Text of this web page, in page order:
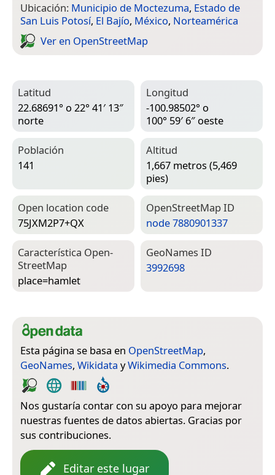
Ubicación: Municipio de Moctezuma, Estado de
San Luis Potosí, El Bajío, México, Norteamérica
Ver en Open­Street­Map
Latitud
22.68691° o 22° 41′ 13″
norte
Longitud
-100.98502° o
100° 59′ 6″ oeste
Población
141
Altitud
1,667 metros (5,469
pies)
Open location code
75JXM2P7+QX
Open­Street­Map ID
node 7880901337
Característica Open­
Street­Map
place=­hamlet
Geo­Names ID
3992698
Esta página se basa en OpenStreetMap,
GeoNames, Wikidata yWikimedia Commons.
Nos gustaría contar con su apoyo para mejorar
nuestras fuentes de datos abiertas. Gracias por
sus contribuciones.
Editar este lugar